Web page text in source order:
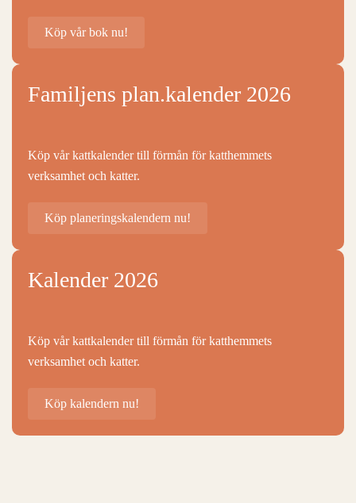
Köp vår bok nu!
Familjens plan.kalender 2026
Köp vår kattkalender till förmån för katthemmets
verksamhet och katter.
Köp planeringskalendern nu!
Kalender 2026
Köp vår kattkalender till förmån för katthemmets
verksamhet och katter.
Köp kalendern nu!